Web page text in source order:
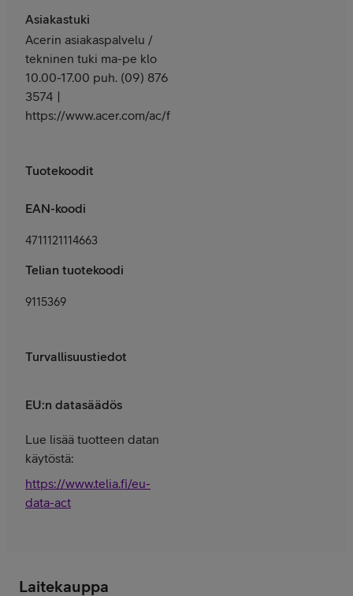
Asiakastuki
Acerin asiakaspalvelu /
tekninen tuki ma-pe klo
10.00-17.00 puh. (09) 876
3574 |
https://www.acer.com/ac/fi/FI/content/support
Tuotekoodit
EAN-koodi
4711121114663
Telian tuotekoodi
9115369
Turvallisuustiedot
EU:n datasäädös
Lue lisää tuotteen datan
käytöstä:
https://www.telia.fi/eu-
data-act
Laitekauppa